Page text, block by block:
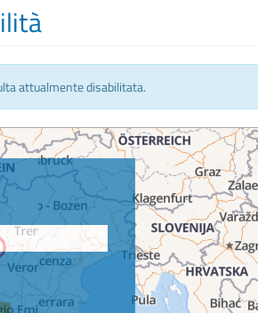
attualmente disabilitata.